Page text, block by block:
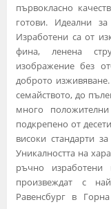
първокласно
готови. Идеални
Изработени са от
фина, ленена
изображение без
доброто
семайството, до
много
подкрепено от
високи стандарти
Уникалността на
ръчно изработени
произвеждат с
Равенсбург в